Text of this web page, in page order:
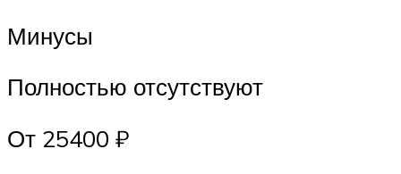
Минусы
Полностью отсутствуют
От 25400 ₽